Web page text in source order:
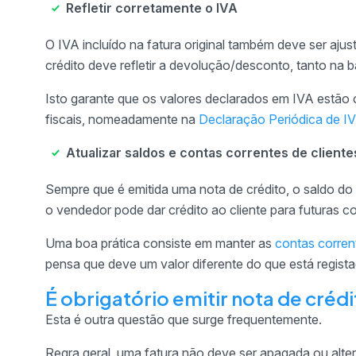
Refletir corretamente o IVA
O IVA incluído na fatura original também deve ser
crédito deve refletir a devolução/desconto, tanto na
Isto garante que os valores declarados em IVA
fiscais, nomeadamente na Declaração Periódica de
Atualizar saldos e contas correntes de
Sempre que é emitida uma nota de crédito, o saldo
o vendedor pode dar crédito ao cliente para futuras
Uma boa prática consiste em manter as contas
pensa que deve um valor diferente do que está
É obrigatório emitir nota de
Esta é outra questão que surge frequentemente.
Regra geral, uma fatura não deve ser apagada ou